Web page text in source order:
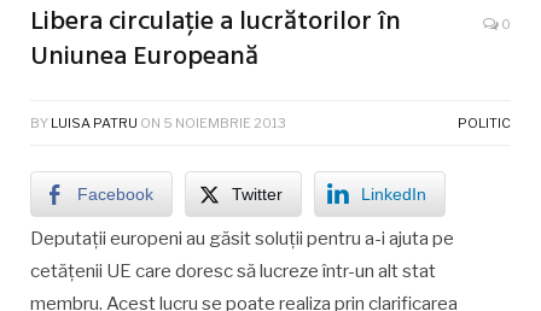
Libera circulație a lucrătorilor în
Uniunea Europeană
0
BY LUISA PATRU ON 5 NOIEMBRIE 2013 POLITIC
Facebook Twitter LinkedIn
Deputații europeni au găsit soluții pentru a-i ajuta pe
cetățenii UE care doresc să lucreze într-un alt stat
membru. Acest lucru se poate realiza prin clarificarea